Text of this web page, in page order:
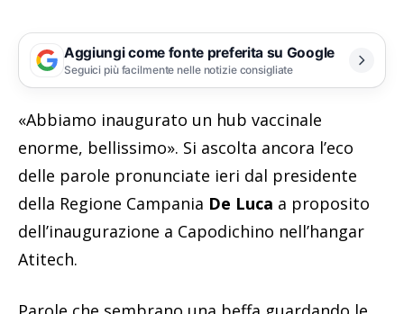
Aggiungi come fonte preferita su Google
Seguici più facilmente nelle notizie consigliate
«Abbiamo inaugurato un hub vaccinale
enorme, bellissimo». Si ascolta ancora l’eco
delle parole pronunciate ieri dal presidente
della Regione Campania De Luca a proposito
dell’inaugurazione a Capodichino nell’hangar
Atitech.